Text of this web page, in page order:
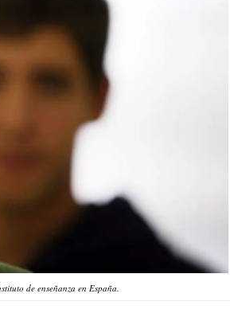
de enseñanza en España.